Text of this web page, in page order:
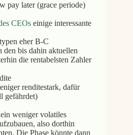
pay later (grace periode)
CEOseinige interessante
eher B-C
den bis dahin aktuellen
die rentabelsten Zahler
renditestark, dafür
gefährdet)
weniger volatiles
also dorthin
Die Phase könnte dann